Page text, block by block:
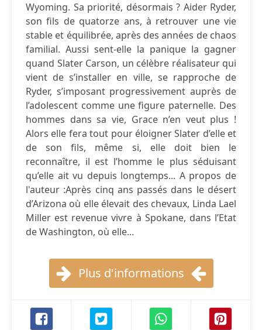
Wyoming. Sa priorité, désormais ? Aider Ryder,
son fils de quatorze ans, à retrouver une vie
stable et équilibrée, après des années de chaos
familial. Aussi sent-elle la panique la gagner
quand Slater Carson, un célèbre réalisateur qui
vient de s’installer en ville, se rapproche de
Ryder, s’imposant progressivement auprès de
l’adolescent comme une figure paternelle. Des
hommes dans sa vie, Grace n’en veut plus !
Alors elle fera tout pour éloigner Slater d’elle et
de son fils, même si, elle doit bien le
reconnaître, il est l’homme le plus séduisant
qu’elle ait vu depuis longtemps... A propos de
l'auteur :Après cinq ans passés dans le désert
d’Arizona où elle élevait des chevaux, Linda Lael
Miller est revenue vivre à Spokane, dans l’Etat
de Washington, où elle...
Plus d'informations